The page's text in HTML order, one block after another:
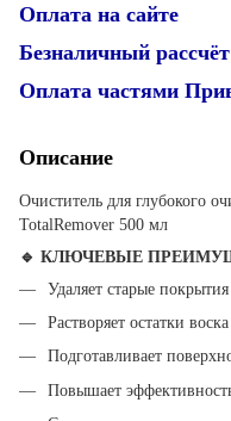
Оплата на сайте
Безналичный рассчёт
Оплата частями
Описание
Очиститель для глубокого
TotalRemover 500 мл
🔹 КЛЮЧЕВЫЕ
Удаляет старые
Растворяет остатки
Подготавливает
Повышает